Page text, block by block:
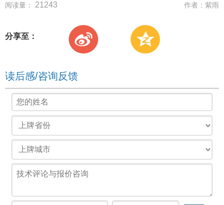
阅读量： 21243 作者： 紫雨
分享至：
读后感/咨询反馈